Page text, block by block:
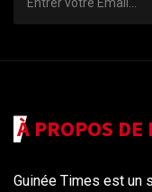
À PROPOS DE
Guinée Times est un